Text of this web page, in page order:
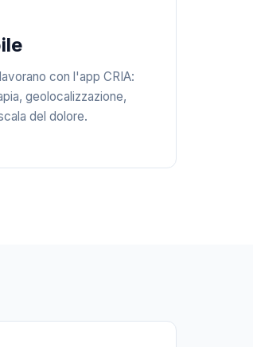
con l'app CRIA:
geolocalizzazione,
del dolore.